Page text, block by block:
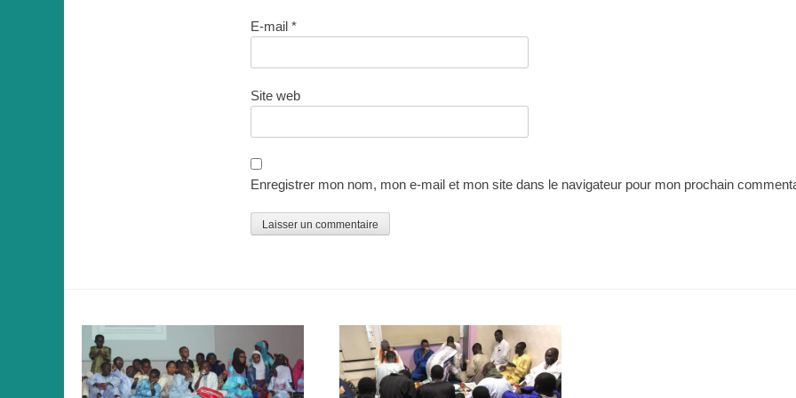
E-mail *
Site web
Enregistrer mon nom, mon e-mail et mon site dans le navigateur pour mon prochain